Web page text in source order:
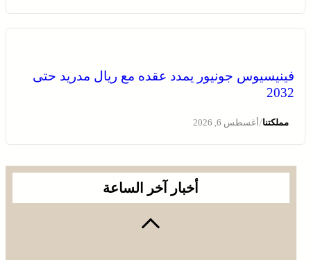
فينيسيوس جونيور يمدد عقده مع ريال مدريد حتى
2032
مملكتنا/أغسطس 6, 2026
أخبار آخر الساعة
يقظة أمنية وتنظيم محكم يواكبان افتتاح مهرجان الزربية
الثقافي